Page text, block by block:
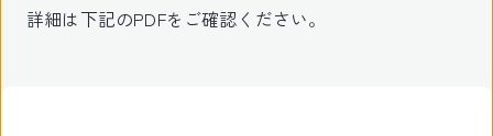
詳細は下記のPDFをご確認ください。